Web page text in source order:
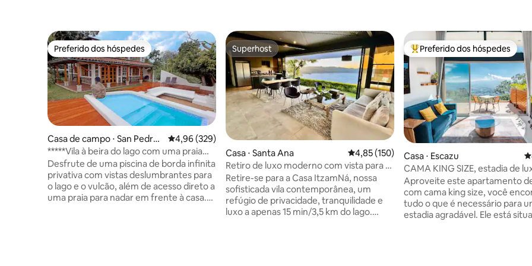
Preferido dos hóspedes
Preferido dos hóspedes
Casa de campo ⋅ San Pedro
La Laguna
4,96 de uma avaliação média de 5, 329 avaliações
4,96 (329)
*****Vila à beira do lago com uma praia
aconchegante
Desfrute de uma piscina de borda infinita
privativa com vistas deslumbrantes para
o lago e o vulcão, além de acesso direto a
uma praia para nadar em frente à casa.
Superhost
Superhost
Casa ⋅ Santa Ana 4,85 de uma avaliação média de 5, 150
4,85 (150)
Retiro de luxo moderno com vista para o
Lago Coatepeque
Retire-se para a Casa ItzamNá, nossa
sofisticada vila contemporânea, um
refúgio de privacidade, tranquilidade e
luxo a apenas 15 min/3,5 km do lago.
Entre os melhores preferidos
Preferido dos hóspedes
Casa ⋅ Escazu
CAMA KING SIZE, estadia de
HillView, áreas verdes, A/C
Aproveite este apartamento
com cama king size, você
tudo o que é necessário para
estadia agradável. Ele está